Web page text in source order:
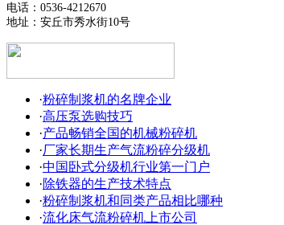
电话：0536-4212670
地址：安丘市秀水街10号
·粉碎制浆机的名牌企业
·高压泵选购技巧
·产品畅销全国的机械粉碎机
·厂家长期生产气流粉碎分级机
·中国卧式分级机行业第一门户
·除铁器的生产技术特点
·粉碎制浆机和同类产品相比哪种
·流化床气流粉碎机上市公司